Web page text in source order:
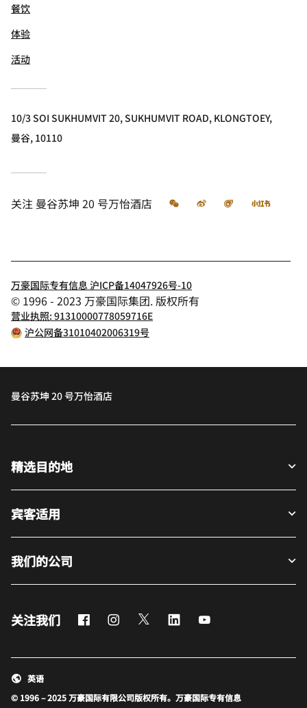
餐饮
体验
活动
10/3 SOI SUKHUMVIT 20, SUKHUMVIT ROAD, KLONGTOEY,
曼谷, 10110
关注 曼谷苏坤 20 号万怡酒店 微信 微博 飞猪 小红书
万豪国际专有信息 沪ICP备14047926号-10
© 1996 - 2023 万豪国际集团. 版权所有
营业执照: 91310000778059716E
沪公网备31010402006319号
曼谷苏坤 20 号万怡酒店
精选目的地
宾客适用
我们的公司
关注我们 FacebookInstagram
Twitter LinkedIn
© 1996 – 2025 万豪国际有限公司版权所有。万豪国际专有信息
英语